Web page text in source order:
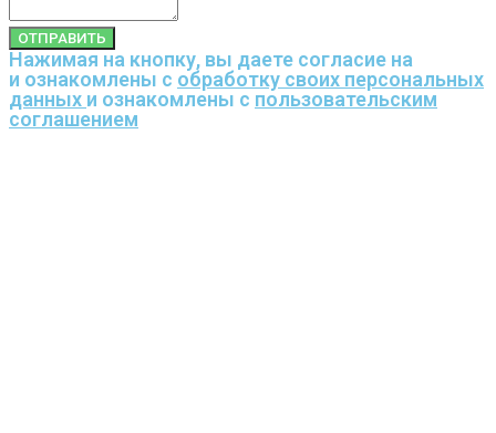
ОТПРАВИТЬ
Нажимая на кнопку, вы даете согласие на
и ознакомлены с обработку своих персональных
данных и ознакомлены с пользовательским
соглашением